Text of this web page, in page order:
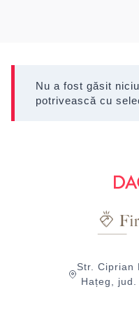
Nu a fost găsit
potrivească cu
Str. Ciprian
Hațeg,